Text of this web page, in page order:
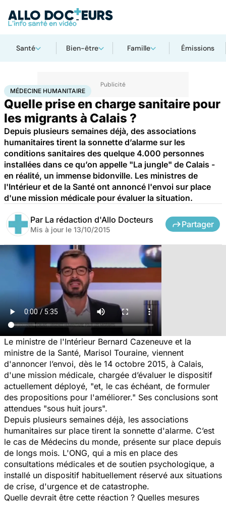
Santé Bien-être Famille Émissions
AccueilSantéMédecine humanitaire
MÉDECINE HUMANITAIRE
Quelle prise en charge sanitaire pour
les migrants à Calais ?
Depuis plusieurs semaines déjà, des associations
humanitaires tirent la sonnette d’alarme sur les
conditions sanitaires des quelque 4.000 personnes
installées dans ce qu’on appelle "La jungle" de Calais -
en réalité, un immense bidonville. Les ministres de
l'Intérieur et de la Santé ont annoncé l'envoi sur place
d'une mission médicale pour évaluer la situation.
Par La rédaction d'Allo Docteurs
Mis à jour le 13/10/2015
Partager
Le ministre de l'Intérieur Bernard Cazeneuve et la
ministre de la Santé, Marisol Touraine, viennent
d'annoncer l’envoi, dès le 14 octobre 2015, à Calais,
d'une mission médicale, chargée d’évaluer le dispositif
actuellement déployé, "et, le cas échéant, de formuler
des propositions pour l'améliorer." Ses conclusions sont
attendues "sous huit jours".
Depuis plusieurs semaines déjà, les associations
humanitaires sur place tirent la sonnette d'alarme. C’est
le cas de Médecins du monde, présente sur place depuis
de longs mois. L'ONG, qui a mis en place des
consultations médicales et de soutien psychologique, a
installé un dispositif habituellement réservé aux situations
de crise, d'urgence et de catastrophe.
Quelle devrait être cette réaction ? Quelles mesures